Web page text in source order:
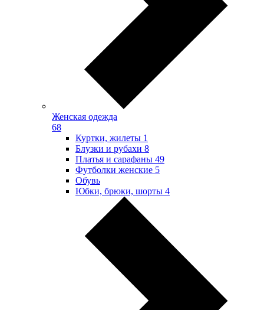
Женская одежда
68
Куртки, жилеты 1
Блузки и рубахи 8
Платья и сарафаны 49
Футболки женские 5
Обувь
Юбки, брюки, шорты 4